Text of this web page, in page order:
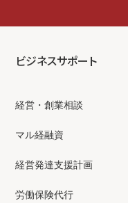
ビジネスサポート
経営・創業相談
マル経融資
経営発達支援計画
労働保険代行